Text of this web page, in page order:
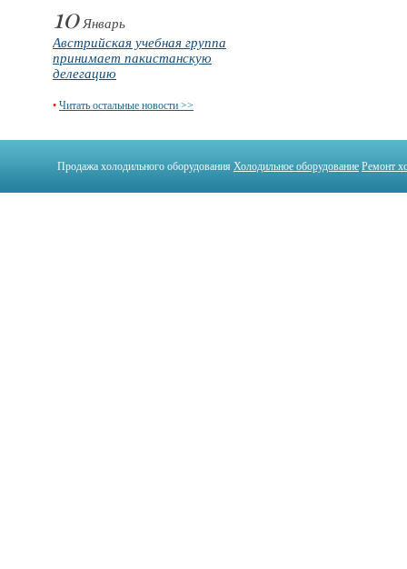
10Январь
Австрийская учебная группа
принимает пакистанскую
делегацию
• Читать остальные новости >>
Продажа холодильного оборудования Холодильное оборудование Ремонт